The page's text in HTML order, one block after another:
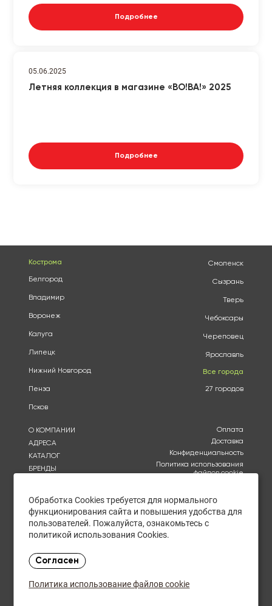
Подробнее
05.06.2025
Летняя коллекция в магазине «ВО!ВА!» 2025
Подробнее
Кострома
Белгород
Владимир
Воронеж
Калуга
Липецк
Нижний Новгород
Пенза
Псков
Смоленск
Сызрань
Тверь
Чебоксары
Череповец
Ярославль
Все города
27 городов
О КОМПАНИИ
АДРЕСА
КАТАЛОГ
БРЕНДЫ
ОТЗЫВЫ
КОНТАКТЫ
Оплата
Доставка
Конфиденциальность
Политика использования
файлов cookie
Политика в отношении
Обработка Cookies требуется для нормального
функционирования сайта и повышения удобства для
пользователей. Пожалуйста, ознакомьтесь с
политикой использования Cookies.
Согласен
Политика использование файлов cookie